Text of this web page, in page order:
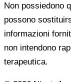
Non possiedono
possono
informazioni
non intendono
terapeutica.